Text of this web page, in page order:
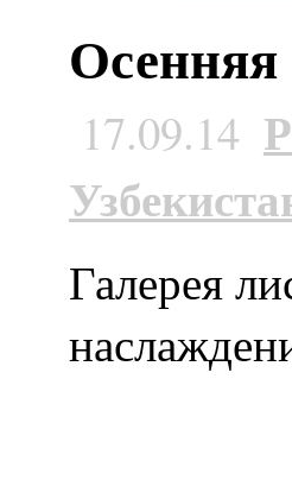
Осенняя
17.09.14
Галерея